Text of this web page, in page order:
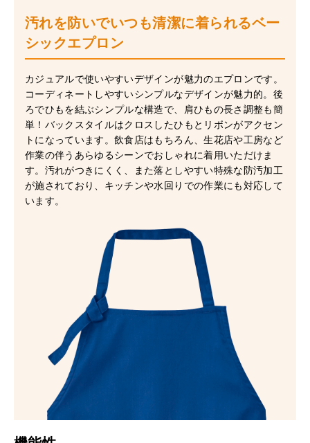
汚れを防いでいつも清潔に着られるベー
シックエプロン
カジュアルで使いやすいデザインが魅力のエプロンです。
コーディネートしやすいシンプルなデザインが魅力的。後
ろでひもを結ぶシンプルな構造で、肩ひもの長さ調整も簡
単！バックスタイルはクロスしたひもとリボンがアクセン
トになっています。飲食店はもちろん、生花店や工房など
作業の伴うあらゆるシーンでおしゃれに着用いただけま
す。汚れがつきにくく、また落としやすい特殊な防汚加工
が施されており、キッチンや水回りでの作業にも対応して
います。